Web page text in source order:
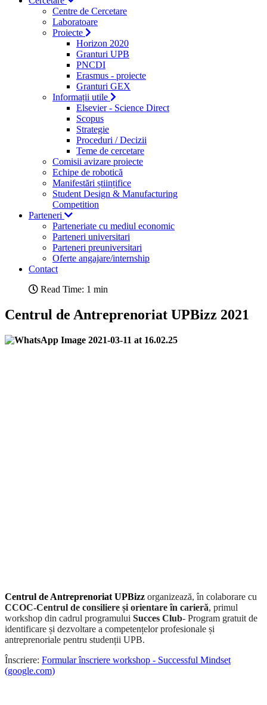
Centre de Cercetare
Laboratoare
Proiecte
Horizon 2020
Granturi UPB
PNCDI
Erasmus - proiecte
Granturi GEX
Informații utile
Elsevier - Science Direct
Scopus
Strategie
Proceduri / Decizii
Teme de cercetare
Comisii avizare proiecte
Echipe de robotică
Manifestări științifice
Student Design & Manufacturing
Competition
Parteneri
Parteneriate cu mediul economic
Parteneri universitari
Parteneri preuniversitari
Oferte angajare/internship
Contact
Read Time: 1 min
Centrul de Antreprenoriat UPBizz 2021
Centrul de Antreprenoriat UPBizz organizează, în colaborare cu
CCOC-Centrul de consiliere și orientare în carieră, primul
workshop din cadrul programului Succes Club- Program gratuit de
identificare și dezvoltare a competențelor profesionale și
antreprenoriale pentru studenții UPB.
Înscriere: Formular înscriere workshop - Successful Mindset
(google.com)